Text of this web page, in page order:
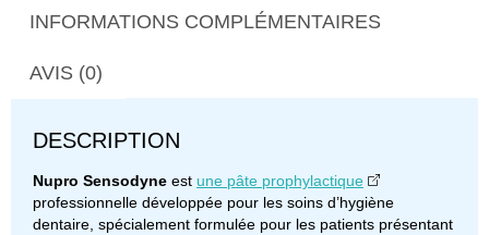
INFORMATIONS COMPLÉMENTAIRES
AVIS (0)
DESCRIPTION
Nupro Sensodyne est une pâte prophylactique
professionnelle développée pour les soins d’hygiène
dentaire, spécialement formulée pour les patients présentant